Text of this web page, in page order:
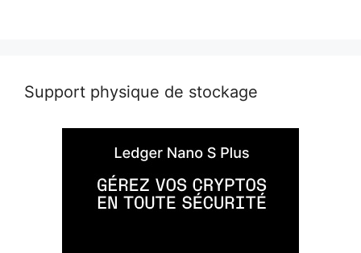
Support physique de stockage